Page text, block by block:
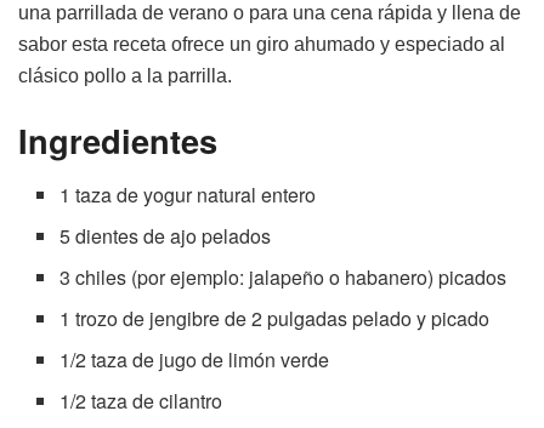
una parrillada de verano o para una cena rápida y llena de
sabor esta receta ofrece un giro ahumado y especiado al
clásico pollo a la parrilla.
Ingredientes
1 taza de yogur natural entero
5 dientes de ajo pelados
3 chiles (por ejemplo: jalapeño o habanero) picados
1 trozo de jengibre de 2 pulgadas pelado y picado
1/2 taza de jugo de limón verde
1/2 taza de cilantro